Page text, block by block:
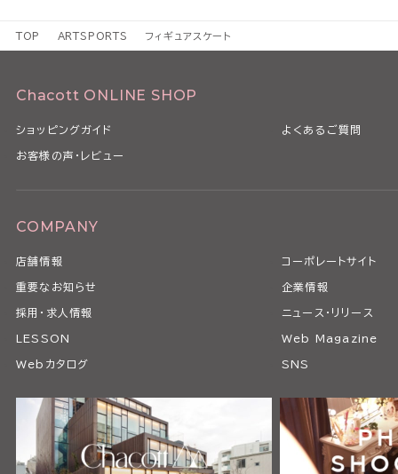
TOP ARTSPORTS フィギュアスケート
Chacott ONLINE SHOP
ショッピングガイド よくあるご質問
お客様の声・レビュー
COMPANY
店舗情報 コーポレートサイト
重要なお知らせ 企業情報
採用・求人情報 ニュース・リリース
LESSON Web Magazine
Webカタログ SNS